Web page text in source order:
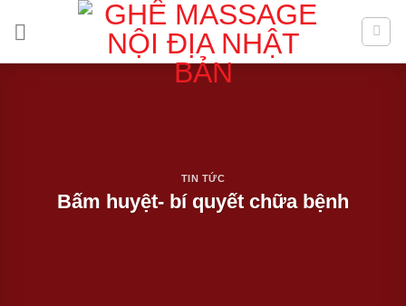
TIN TỨC
Bấm huyệt- bí quyết chữa bệnh